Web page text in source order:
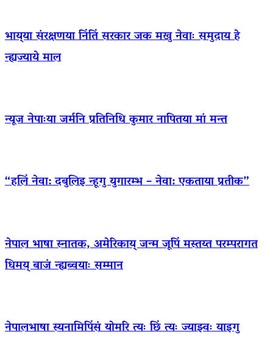
भाय्‌या संरक्षणया निंतिं सरकार जक मखु नेवाः समुदाय हे
न्ह्यज्याये माल
न्यूज नेपाःया जर्मनि प्रतिनिधि कुमार नापितया मां मन्त
“हलिं नेवा: दबुलिइ न्हूगु युगारम्भ – नेवा: एकताया प्रतीक”
नेपाल भाषा स्नातक, अमेरिकाय् जन्म जूपिं मस्तय्त परम्परागत
धिमय् बाजं न्ह्यब्वयाः सम्मान
नेपालभाषा स्यनामिपिंसं योमरि त्यः छिं त्यः ज्याझ्वः याइगु